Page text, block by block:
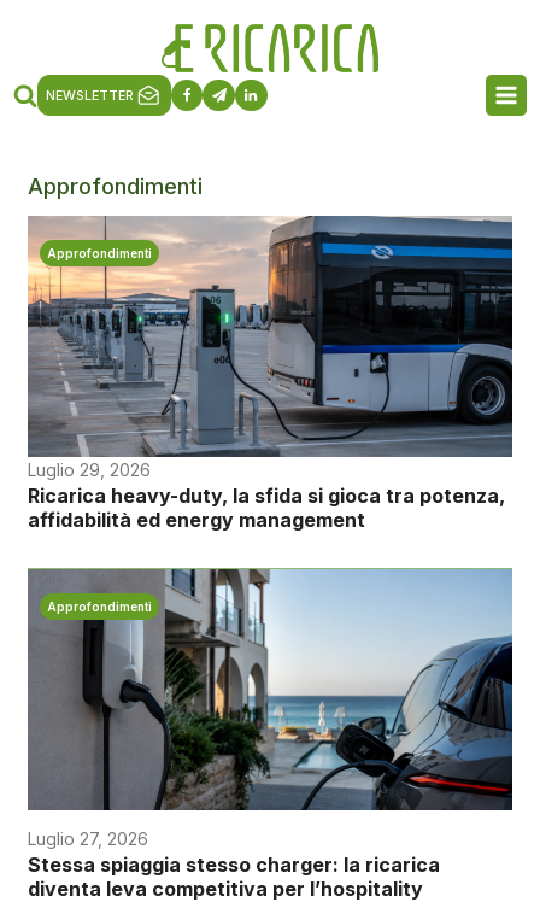
NEWSLETTER
Approfondimenti
Approfondimenti
Luglio 29, 2026
Ricarica heavy-duty, la sfida si gioca tra potenza,
affidabilità ed energy management
Approfondimenti
Luglio 27, 2026
Stessa spiaggia stesso charger: la ricarica
diventa leva competitiva per l’hospitality